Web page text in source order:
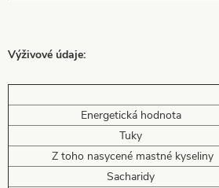
Výživové údaje:
Energetická hodnota
Tuky
Z toho nasycené mastné kyseliny
Sacharidy